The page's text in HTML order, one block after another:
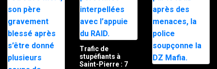
Trafic de
stupéfiants à
Saint-Pierre : 7